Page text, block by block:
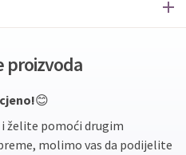
proizvoda
😊
želite pomoći drugim
molimo vas da podijelite